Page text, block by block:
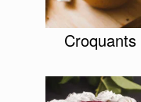
Croquants